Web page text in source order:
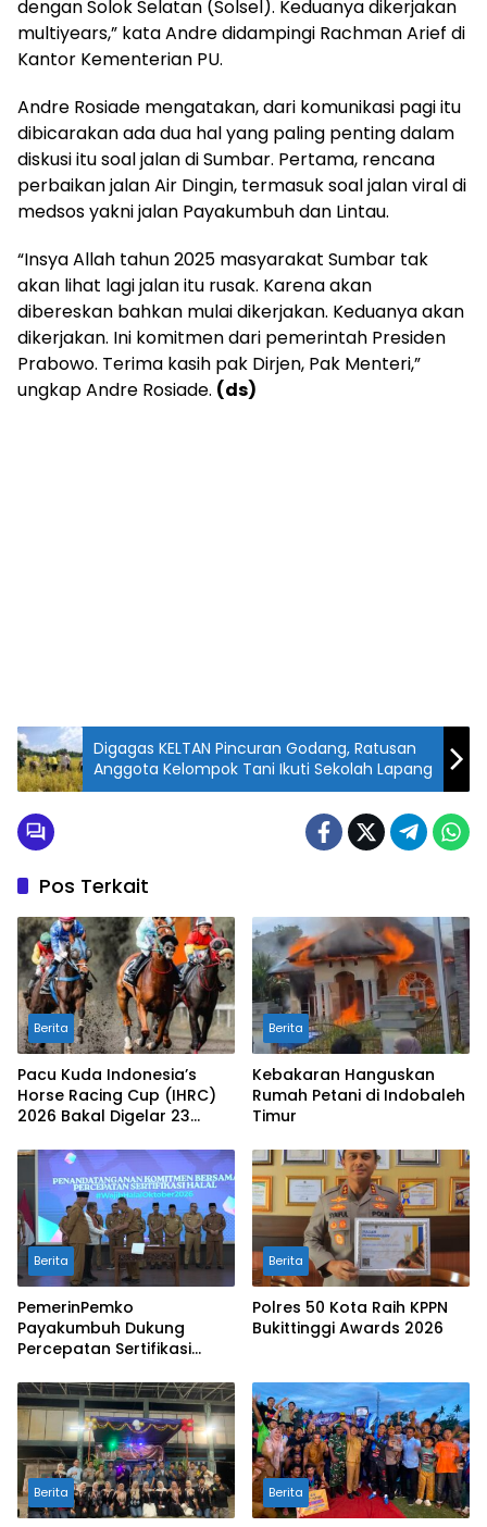
dengan Solok Selatan (Solsel). Keduanya dikerjakan
multiyears,” kata Andre didampingi Rachman Arief di
Kantor Kementerian PU.
Andre Rosiade mengatakan, dari komunikasi pagi itu
dibicarakan ada dua hal yang paling penting dalam
diskusi itu soal jalan di Sumbar. Pertama, rencana
perbaikan jalan Air Dingin, termasuk soal jalan viral di
medsos yakni jalan Payakumbuh dan Lintau.
“Insya Allah tahun 2025 masyarakat Sumbar tak
akan lihat lagi jalan itu rusak. Karena akan
dibereskan bahkan mulai dikerjakan. Keduanya akan
dikerjakan. Ini komitmen dari pemerintah Presiden
Prabowo. Terima kasih pak Dirjen, Pak Menteri,”
ungkap Andre Rosiade. (ds)
Digagas KELTAN Pincuran Godang, Ratusan
Anggota Kelompok Tani Ikuti Sekolah Lapang
Pos Terkait
Berita
Pacu Kuda Indonesia’s
Horse Racing Cup (IHRC)
2026 Bakal Digelar 23
Berita
Kebakaran Hanguskan
Rumah Petani di Indobaleh
Timur
Berita
PemerinPemko
Payakumbuh Dukung
Percepatan Sertifikasi
Berita
Polres 50 Kota Raih KPPN
Bukittinggi Awards 2026
Berita Berita